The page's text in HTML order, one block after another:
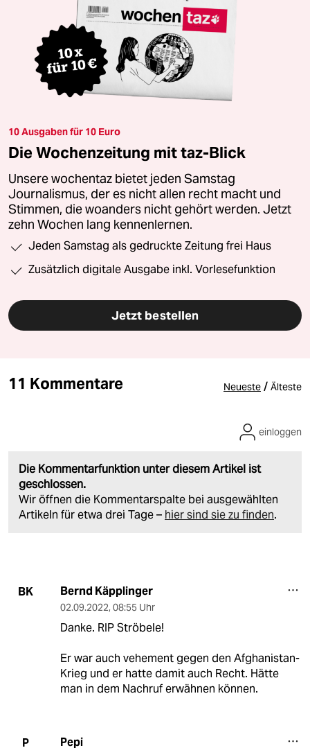
10 Ausgaben für 10 Euro
Die Wochenzeitung mit taz-Blick
Unsere wochentaz bietet jeden Samstag
Journalismus, der es nicht allen recht macht und
Stimmen, die woanders nicht gehört werden. Jetzt
zehn Wochen lang kennenlernen.
Jeden Samstag als gedruckte Zeitung frei Haus
Zusätzlich digitale Ausgabe inkl. Vorlesefunktion
Jetzt bestellen
11 Kommentare Neueste / Älteste
Die Kommentarfunktion unter diesem Artikel ist
geschlossen.
Wir öffnen die Kommentarspalte bei ausgewählten
Artikeln für etwa drei Tage – hier sind sie zu finden.
einloggen
BK Bernd Käpplinger
02.09.2022, 08:55 Uhr
Danke. RIP Ströbele!
Er war auch vehement gegen den Afghanistan-
Krieg und er hatte damit auch Recht. Hätte
man in dem Nachruf erwähnen können.
P Pepi